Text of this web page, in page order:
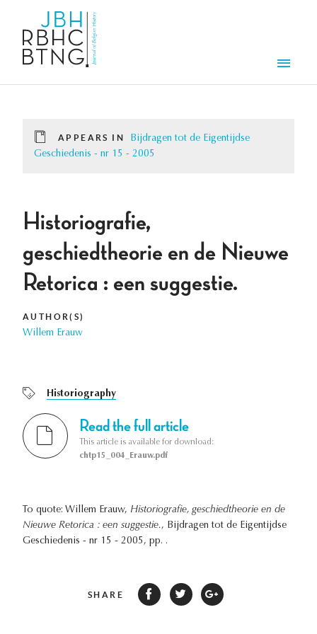
APPEARS IN
Bijdragen tot de Eigentijdse
Geschiedenis - nr 15 - 2005
Historiografie,
geschiedtheorie en de Nieuwe
Retorica : een suggestie.
AUTHOR(S)
Willem Erauw
Historiography
Read the full article
This article is available for download:
chtp15_004_Erauw.pdf
To quote: Willem Erauw, Historiografie, geschiedtheorie en de
Nieuwe Retorica : een suggestie., Bijdragen tot de Eigentijdse
Geschiedenis - nr 15 - 2005, pp. .
SHARE